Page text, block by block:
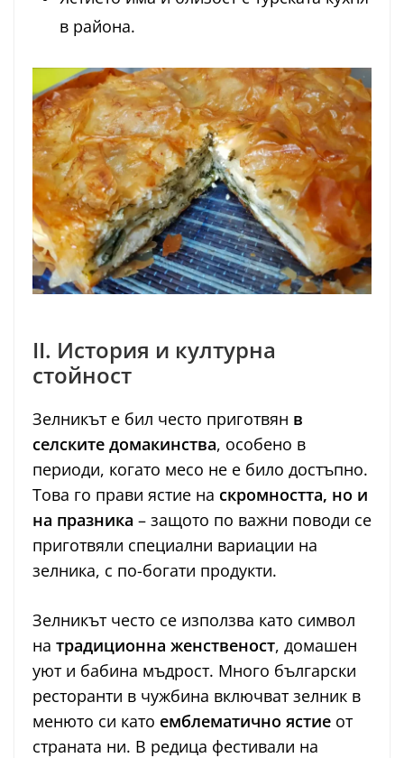
в района.
II. История и културна
стойност
Зелникът е бил често приготвян в
селските домакинства, особено в
периоди, когато месо не е било достъпно.
Това го прави ястие на скромността, но и
на празника – защото по важни поводи се
приготвяли специални вариации на
зелника, с по-богати продукти.
Зелникът често се използва като символ
на традиционна женственост, домашен
уют и бабина мъдрост. Много български
ресторанти в чужбина включват зелник в
менюто си като емблематично ястие от
страната ни. В редица фестивали на